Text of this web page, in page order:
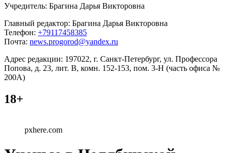
Учредитель: Брагина Дарья Викторовна
Главный редактор: Брагина Дарья Викторовна
Телефон: +79117458385
Почта: news.progorod@yandex.ru
Адрес редакции: 197022, г. Санкт-Петербург, ул. Профессора
Попова, д. 23, лит. В, комн. 152-153, пом. 3-Н (часть офиса №
200А)
18+
pxhere.com